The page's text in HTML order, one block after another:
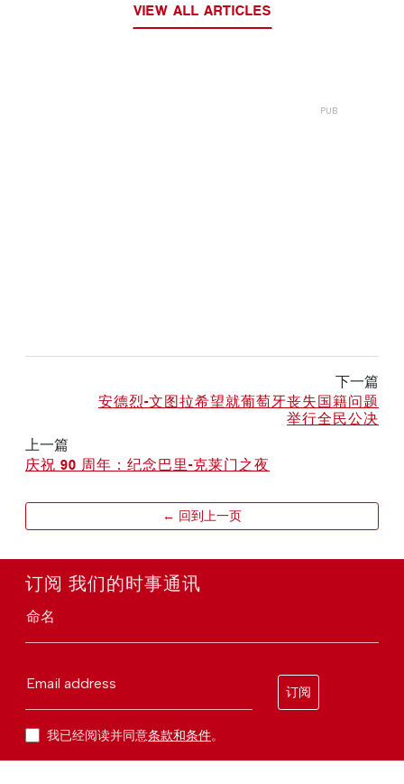
VIEW ALL ARTICLES
下一篇
安德烈-文图拉希望就葡萄牙丧失国籍问题
举行全民公决
上一篇
庆祝 90 周年：纪念巴里-克莱门之夜
← 回到上一页
订阅 我们的时事通讯
命名
Email address
订阅
我已经阅读并同意条款和条件。